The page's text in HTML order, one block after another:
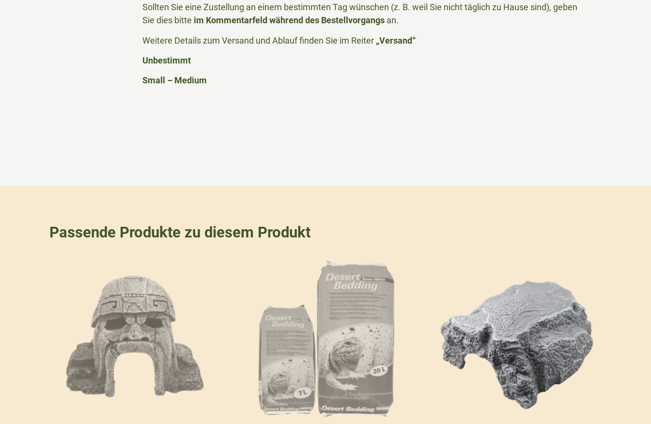
Sollten Sie eine Zustellung an einem bestimmten Tag wünschen (z. B. weil Sie nicht täglich zu Hause sind), geben
Sie dies bitte im Kommentarfeld während des Bestellvorgangsan.
Weitere Details zum Versand und Ablauf finden Sie im Reiter „Versand“
Unbestimmt
Small – Medium
Passende Produkte zu diesem Produkt